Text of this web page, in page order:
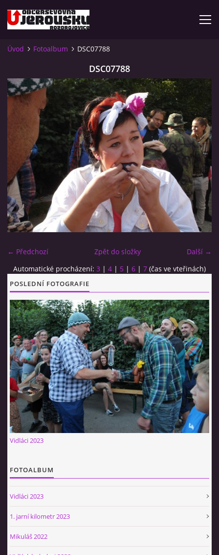
KDE NÁS NAJDETE?
VIDLÁCKÝ VÍCEBOJ 2023 - VIDEO
OTEVÍRACÍ DOBA
VIDLÁCKÝ VÍCEBOJ 2020 - ČLÁNEK Z ROZDROJOVICKÉ
DRBNY 4/2020
VIDLÁCKÝ VÍCEBOJ 2020 - VIDEO
CO SI U NÁS DÁTE?
STUDENÁ KUCHYNĚ
FOTOALBUM
CESTA KOLEM SVĚTA 2014 - VIDEO
VIDLÁCKÝ VÍCEBOJ 2023
CENÍK
Šafránka 182E
petr.jerousek@vinium.cz
Úvod Fotoalbum DSC07788
DSC07788
← Předchozí Další →
Zpět do složky
Automatické procházení: 3 | 4 | 5 | 6 | 7 (čas ve vteřinách)
POSLEDNÍ FOTOGRAFIE
Vidláci 2023
FOTOALBUM
Vidláci 2023
1. jarní kilometr 2023
Mikuláš 2022